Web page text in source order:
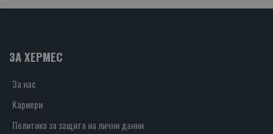
ЗА ХЕРМЕС
За нас
Кариери
Политика за защита на лични данни